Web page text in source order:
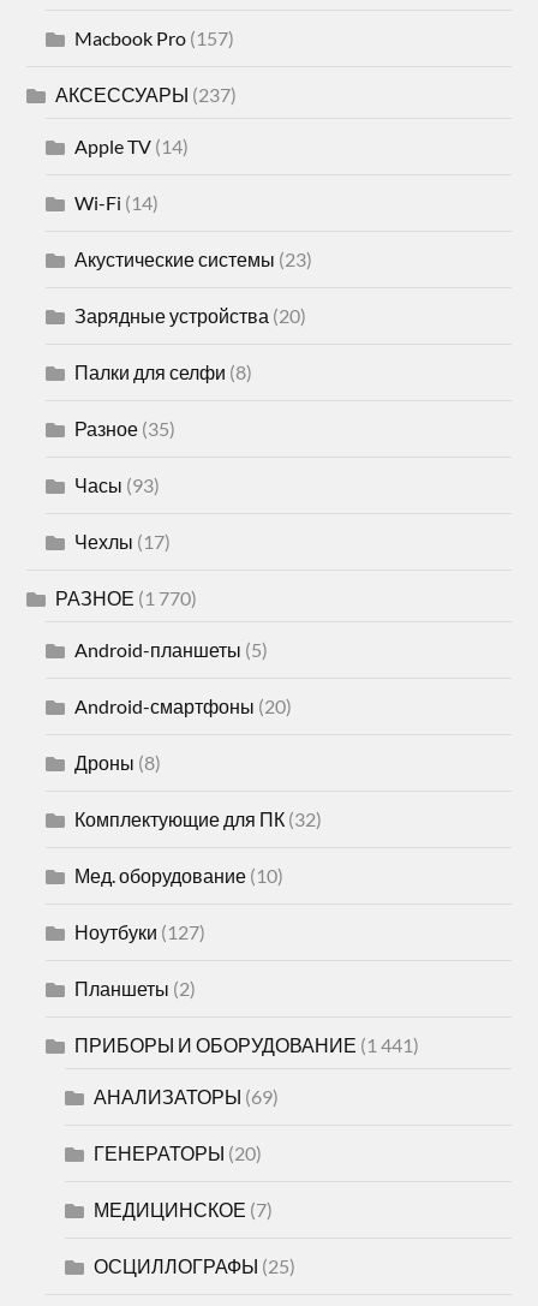
Macbook Pro (157)
АКСЕССУАРЫ (237)
Apple TV (14)
Wi-Fi (14)
Акустические системы (23)
Зарядные устройства (20)
Палки для селфи (8)
Разное (35)
Часы (93)
Чехлы (17)
РАЗНОЕ (1 770)
Android-планшеты (5)
Android-смартфоны (20)
Дроны (8)
Комплектующие для ПК (32)
Мед. оборудование (10)
Ноутбуки (127)
Планшеты (2)
ПРИБОРЫ И ОБОРУДОВАНИЕ (1 441)
АНАЛИЗАТОРЫ (69)
ГЕНЕРАТОРЫ (20)
МЕДИЦИНСКОЕ (7)
ОСЦИЛЛОГРАФЫ (25)